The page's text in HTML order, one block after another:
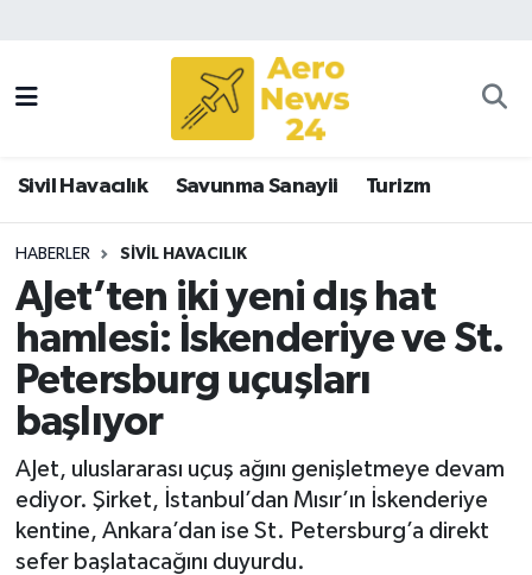
Sivil Havacılık Savunma Sanayii Turizm
HABERLER SIVIL HAVACILIK
AJet’ten iki yeni dış hat
hamlesi: İskenderiye ve St.
Petersburg uçuşları
başlıyor
AJet, uluslararası uçuş ağını genişletmeye devam
ediyor. Şirket, İstanbul’dan Mısır’ın İskenderiye
kentine, Ankara’dan ise St. Petersburg’a direkt
sefer başlatacağını duyurdu.